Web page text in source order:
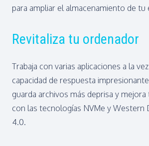
para ampliar el almacenamiento de tu
Revitaliza tu ordenador
Trabaja con varias aplicaciones a la
capacidad de respuesta
guarda archivos más deprisa y
con las tecnologías NVMe y Western
4.0.